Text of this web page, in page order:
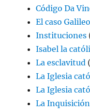
Código Da
El caso Galileo
Instituciones
Isabel la
La esclavitud
La Iglesia
La Iglesia
La Inquisición